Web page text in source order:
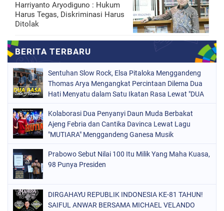
Harriyanto Aryodiguno : Hukum
Harus Tegas, Diskriminasi Harus
Ditolak
Sentuhan Slow Rock, Elsa Pitaloka Menggandeng
Thomas Arya Mengangkat Percintaan Dilema Dua
Hati Menyatu dalam Satu Ikatan Rasa Lewat "DUA
Kolaborasi Dua Penyanyi Daun Muda Berbakat
Ajeng Febria dan Cantika Davinca Lewat Lagu
"MUTIARA" Menggandeng Ganesa Musik
Prabowo Sebut Nilai 100 Itu Milik Yang Maha Kuasa,
98 Punya Presiden
DIRGAHAYU REPUBLIK INDONESIA KE-81 TAHUN!
SAIFUL ANWAR BERSAMA MICHAEL VELANDO